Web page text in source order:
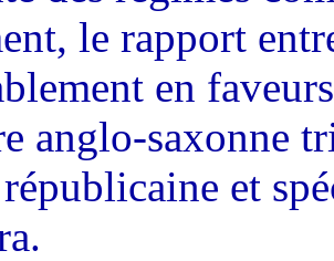
le rapport
en
anglo-saxonne
et